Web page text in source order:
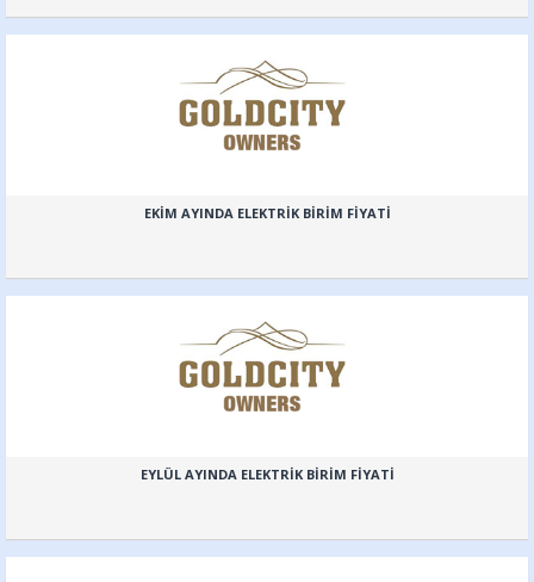
EKİM AYINDA ELEKTRİK BİRİM FİYATİ
EYLÜL AYINDA ELEKTRİK BİRİM FİYATİ